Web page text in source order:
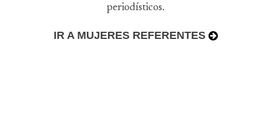
periodísticos.
IR A MUJERES REFERENTES